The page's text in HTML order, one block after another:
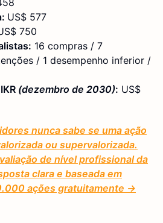
US$ 577
750
16 compras / 7
/ 1 desempenho inferior /
(dezembro de 2030): US$
nunca sabe se uma ação
ou supervalorizada.
de nível profissional da
clara e baseada em
ações gratuitamente →